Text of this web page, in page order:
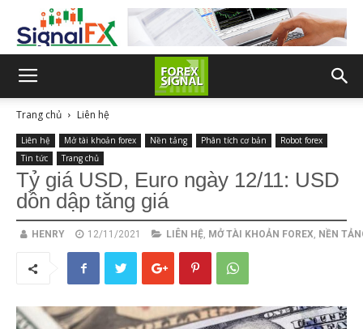
Trang chủ Liên hệ
Liên hệ Mở tài khoản forex Nền tảng Phân tích cơ bản
Robot forex
Tin tức
Trang chủ
Tỷ giá USD, Euro ngày 12/11: USD
dồn dập tăng giá
HENRY 12/11/2021 LIÊN HỆ, MỞ TÀI KHOẢN FOREX, NỀN